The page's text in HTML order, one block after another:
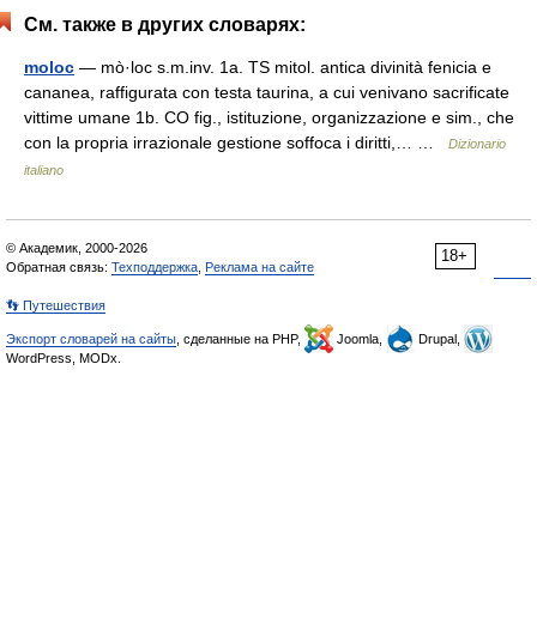
См. также в других словарях:
moloc — mò·loc s.m.inv. 1a. TS mitol. antica divinità fenicia e
cananea, raffigurata con testa taurina, a cui venivano sacrificate
vittime umane 1b. CO fig., istituzione, organizzazione e sim., che
con la propria irrazionale gestione soffoca i diritti,… …
Dizionario
italiano
18+
© Академик, 2000-2026
Обратная связь: Техподдержка Реклама на сайте
👣 Путешествия
Экспорт словарей на сайты , сделанные на PHP, Joomla,
Drupal,
WordPress, MODx.